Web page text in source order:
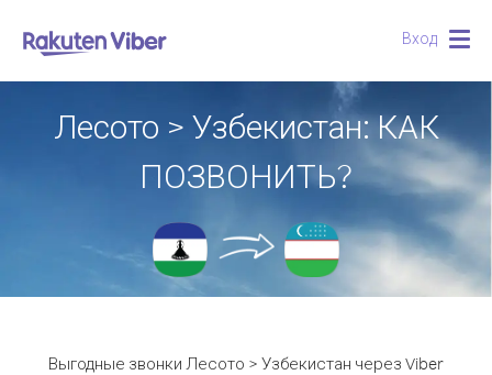
Вход
Лесото > Узбекистан: КАК
ПОЗВОНИТЬ?
Выгодные звонки Лесото > Узбекистан через Viber